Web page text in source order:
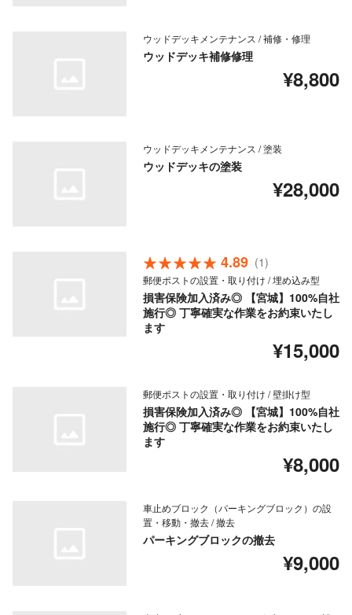
ウッドデッキメンテナンス / 補修・修理
ウッドデッキ補修修理
¥8,800
ウッドデッキメンテナンス / 塗装
ウッドデッキの塗装
¥28,000
4.89 (1)
郵便ポストの設置・取り付け / 埋め込み型
損害保険加入済み◎ 【宮城】100%自社
施行◎ 丁寧確実な作業をお約束いたし
ます
¥15,000
郵便ポストの設置・取り付け / 壁掛け型
損害保険加入済み◎ 【宮城】100%自社
施行◎ 丁寧確実な作業をお約束いたし
ます
¥8,000
車止めブロック（パーキングブロック）の設
置・移動・撤去 / 撤去
パーキングブロックの撤去
¥9,000